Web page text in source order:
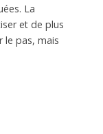
La
et de plus
le pas, mais